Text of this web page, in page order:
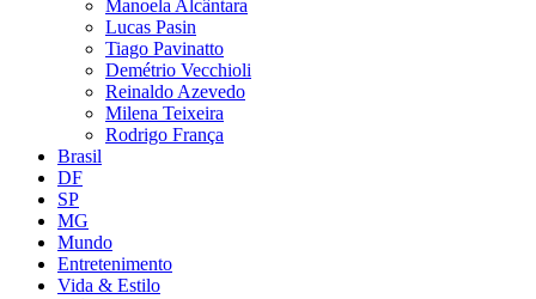
Manoela Alcântara
Lucas Pasin
Tiago Pavinatto
Demétrio Vecchioli
Reinaldo Azevedo
Milena Teixeira
Rodrigo França
Brasil
DF
SP
MG
Mundo
Entretenimento
Vida & Estilo